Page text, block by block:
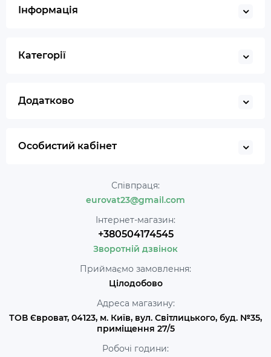
Інформація
Категорії
Додатково
Особистий кабінет
Співпраця:
eurovat23@gmail.com
Інтернет-магазин:
+380504174545
Зворотній дзвінок
Приймаємо замовлення:
Цілодобово
Адреса магазину:
ТОВ Євроват, 04123, м. Київ, вул. Світлицького, буд. №35,
приміщення 27/5
Робочі години: